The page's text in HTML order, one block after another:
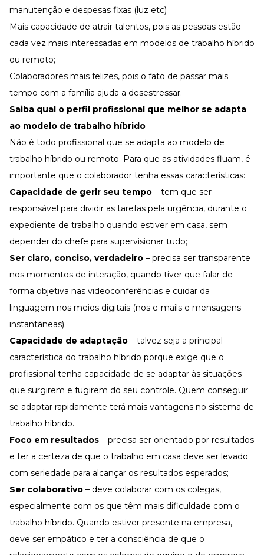
manutenção e despesas fixas (luz etc)
Mais capacidade de atrair talentos, pois as pessoas estão
cada vez mais interessadas em modelos de trabalho híbrido
ou remoto;
Colaboradores mais felizes, pois o fato de passar mais
tempo com a família ajuda a desestressar.
Saiba qual o perfil profissional que melhor se adapta
ao modelo de trabalho híbrido
Não é todo profissional que se adapta ao modelo de
trabalho híbrido ou remoto. Para que as atividades fluam, é
importante que o colaborador tenha essas características:
Capacidade de gerir seu tempo – tem que ser
responsável para dividir as tarefas pela urgência, durante o
expediente de trabalho quando estiver em casa, sem
depender do chefe para supervisionar tudo;
Ser claro, conciso, verdadeiro – precisa ser transparente
nos momentos de interação, quando tiver que falar de
forma objetiva nas videoconferências e cuidar da
linguagem nos meios digitais (nos e-mails e mensagens
instantâneas).
Capacidade de adaptação – talvez seja a principal
característica do trabalho híbrido porque exige que o
profissional tenha capacidade de se adaptar às situações
que surgirem e fugirem do seu controle. Quem conseguir
se adaptar rapidamente terá mais vantagens no sistema de
trabalho híbrido.
Foco em resultados – precisa ser orientado por resultados
e ter a certeza de que o trabalho em casa deve ser levado
com seriedade para alcançar os resultados esperados;
Ser colaborativo – deve colaborar com os colegas,
especialmente com os que têm mais dificuldade com o
trabalho híbrido. Quando estiver presente na empresa,
deve ser empático e ter a consciência de que o